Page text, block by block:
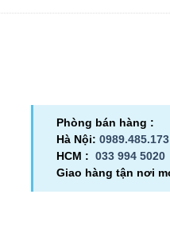
Phòng bán hàng :
Hà Nội:0989.485.173
HCM :033 994 5020
Giao hàng tận nơi